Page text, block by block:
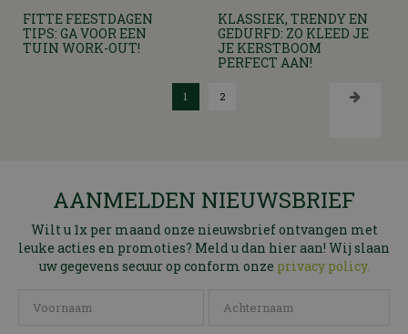
FITTE FEESTDAGEN
TIPS: GA VOOR EEN
TUIN WORK-OUT!
KLASSIEK, TRENDY EN
GEDURFD: ZO KLEED JE
JE KERSTBOOM
PERFECT AAN!
1 2
AANMELDEN NIEUWSBRIEF
Wilt u 1x per maand onze nieuwsbrief ontvangen met
leuke acties en promoties? Meld u dan hier aan! Wij slaan
uw gegevens secuur op conform onze privacy policy.